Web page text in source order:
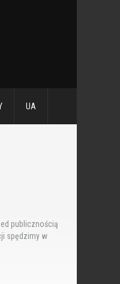
UA
publicznością
spędzimy w